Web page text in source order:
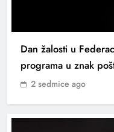
Dan žalosti u
programa u znak
planinarima
2 sedmice ago